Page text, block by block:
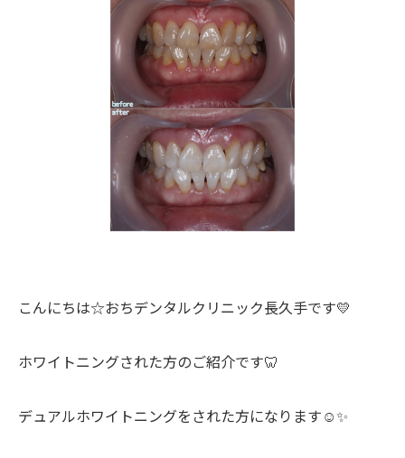
こんにちは☆おちデンタルクリニック長久手です💛
ホワイトニングされた方のご紹介です🦷
デュアルホワイトニングをされた方になります☺️✨